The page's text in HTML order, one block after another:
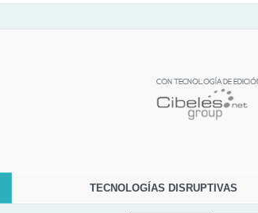
TECNOLOGÍAS DISRUPTIVAS